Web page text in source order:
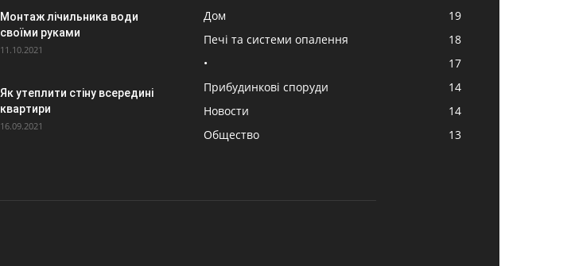
Монтаж лічильника води
своїми руками
11.10.2021
Як утеплити стіну всередині
квартири
16.09.2021
Дом
19
Печі та системи опалення
18
•
17
Прибудинкові споруди
14
Новости
14
Общество
13